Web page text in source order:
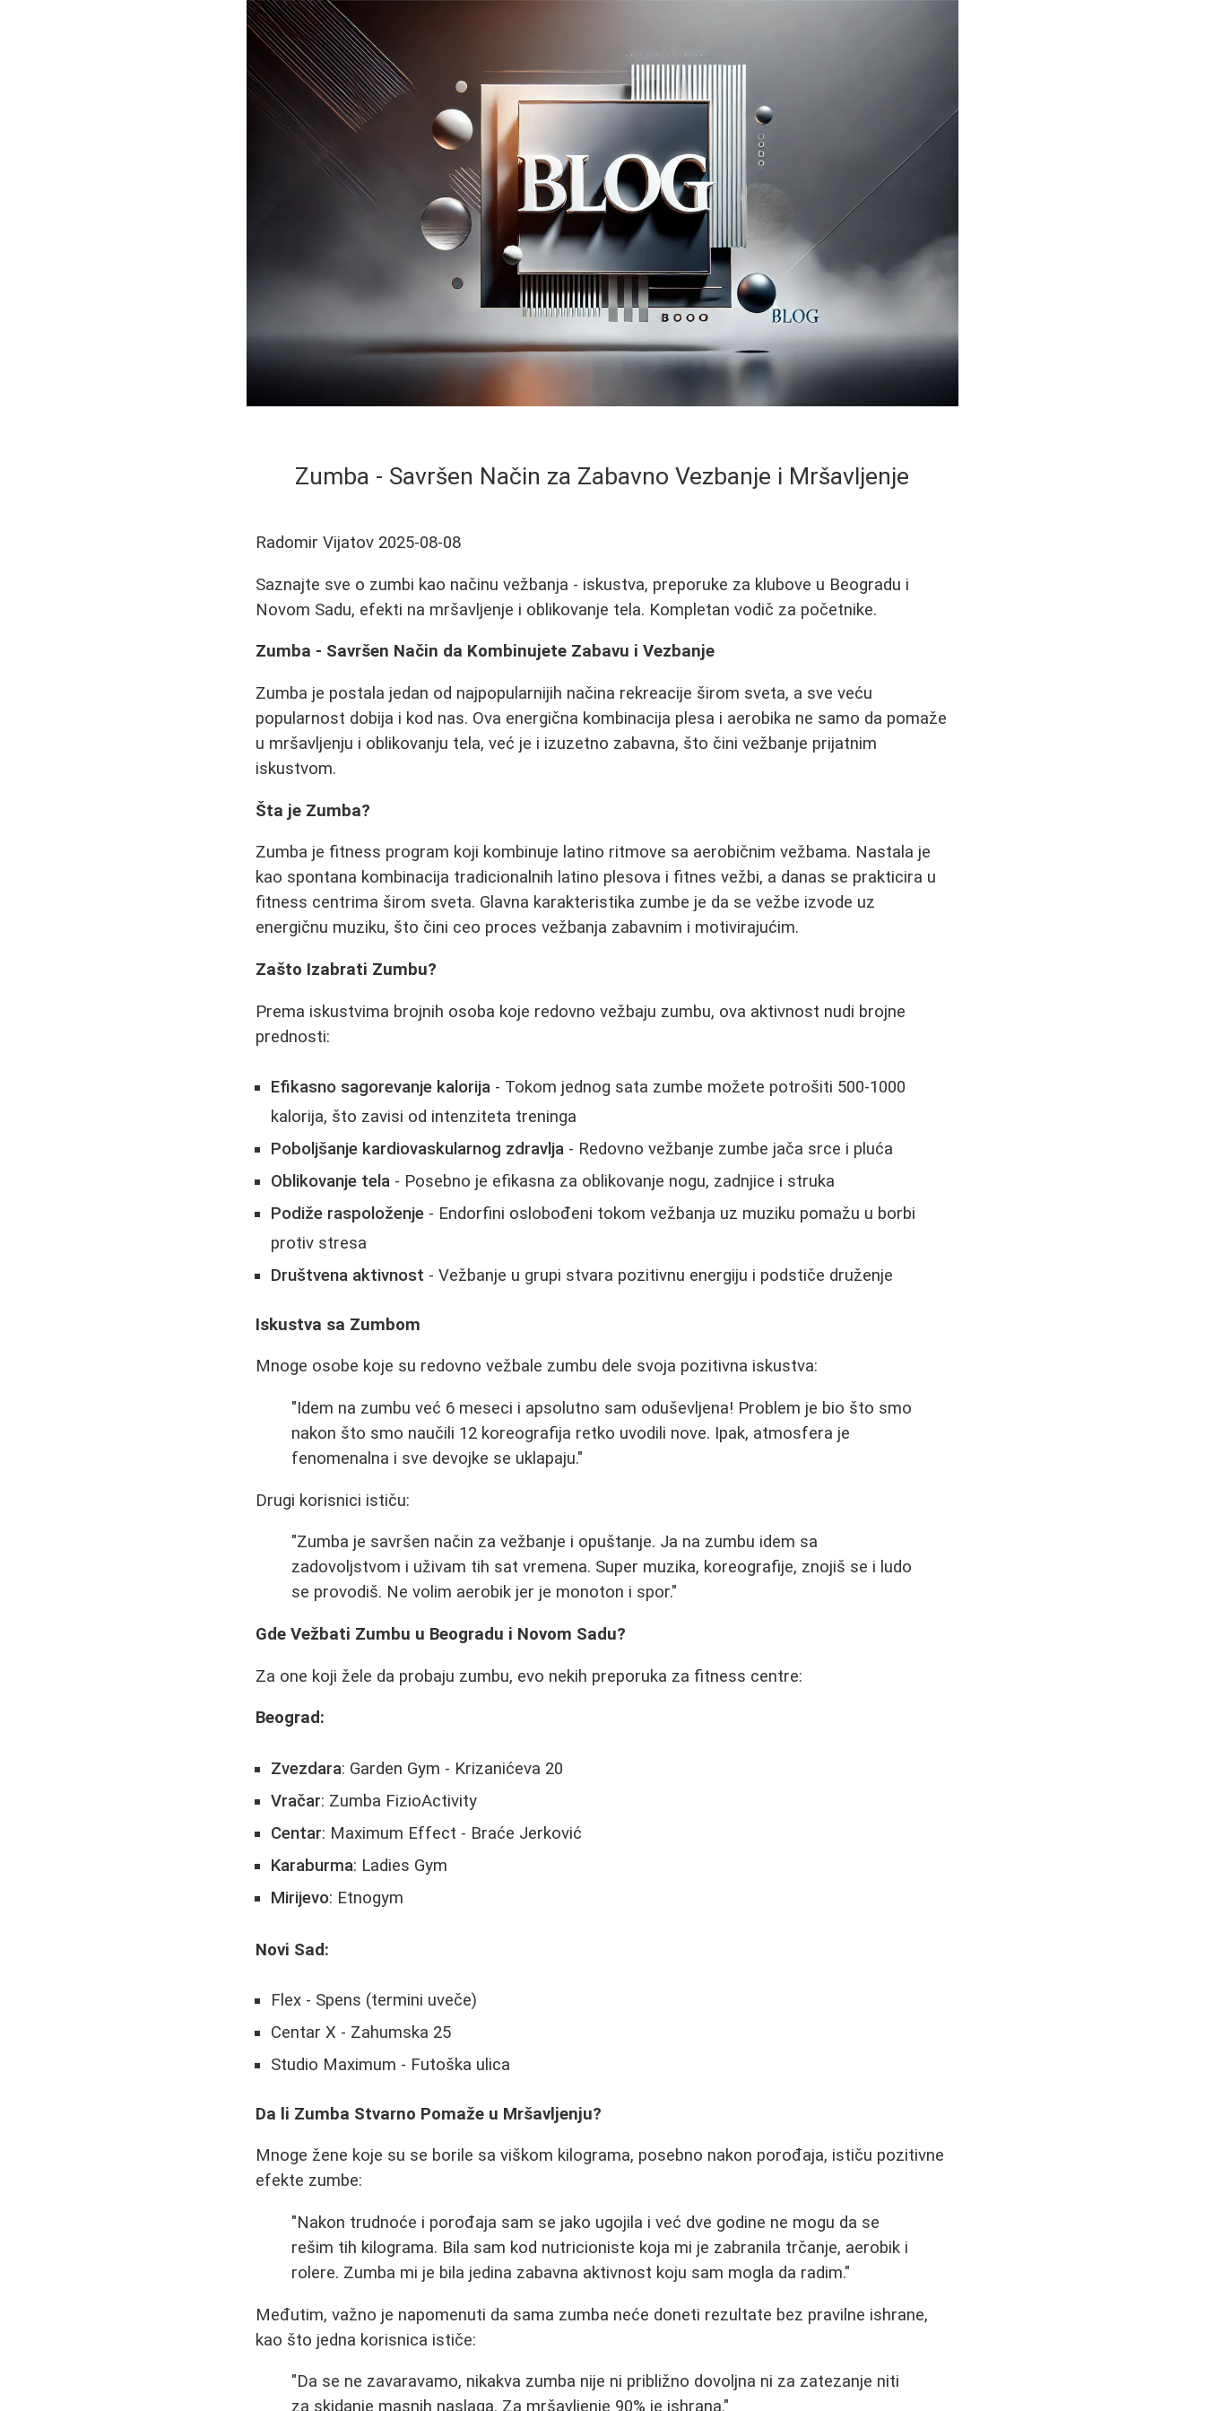
Zumba - Savršen Način za Zabavno Vezbanje i Mršavljenje
Radomir Vijatov 2025-08-08
Saznajte sve o zumbi kao načinu vežbanja - iskustva, preporuke za klubove u Beogradu i
Novom Sadu, efekti na mršavljenje i oblikovanje tela. Kompletan vodič za početnike.
Zumba - Savršen Način da Kombinujete Zabavu i Vezbanje
Zumba je postala jedan od najpopularnijih načina rekreacije širom sveta, a sve veću
popularnost dobija i kod nas. Ova energična kombinacija plesa i aerobika ne samo da pomaže
u mršavljenju i oblikovanju tela, već je i izuzetno zabavna, što čini vežbanje prijatnim
iskustvom.
Šta je Zumba?
Zumba je fitness program koji kombinuje latino ritmove sa aerobičnim vežbama. Nastala je
kao spontana kombinacija tradicionalnih latino plesova i fitnes vežbi, a danas se prakticira u
fitness centrima širom sveta. Glavna karakteristika zumbe je da se vežbe izvode uz
energičnu muziku, što čini ceo proces vežbanja zabavnim i motivirajućim.
Zašto Izabrati Zumbu?
Prema iskustvima brojnih osoba koje redovno vežbaju zumbu, ova aktivnost nudi brojne
prednosti:
Efikasno sagorevanje kalorija - Tokom jednog sata zumbe možete potrošiti 500-1000
kalorija, što zavisi od intenziteta treninga
Poboljšanje kardiovaskularnog zdravlja - Redovno vežbanje zumbe jača srce i pluća
Oblikovanje tela - Posebno je efikasna za oblikovanje nogu, zadnjice i struka
Podiže raspoloženje - Endorfini oslobođeni tokom vežbanja uz muziku pomažu u borbi
protiv stresa
Društvena aktivnost - Vežbanje u grupi stvara pozitivnu energiju i podstiče druženje
Iskustva sa Zumbom
Mnoge osobe koje su redovno vežbale zumbu dele svoja pozitivna iskustva:
"Idem na zumbu već 6 meseci i apsolutno sam oduševljena! Problem je bio što smo
nakon što smo naučili 12 koreografija retko uvodili nove. Ipak, atmosfera je
fenomenalna i sve devojke se uklapaju."
Drugi korisnici ističu:
"Zumba je savršen način za vežbanje i opuštanje. Ja na zumbu idem sa
zadovoljstvom i uživam tih sat vremena. Super muzika, koreografije, znojiš se i ludo
se provodiš. Ne volim aerobik jer je monoton i spor."
Gde Vežbati Zumbu u Beogradu i Novom Sadu?
Za one koji žele da probaju zumbu, evo nekih preporuka za fitness centre:
Beograd:
Zvezdara: Garden Gym - Krizanićeva 20
Vračar: Zumba FizioActivity
Centar: Maximum Effect - Braće Jerković
Karaburma: Ladies Gym
Mirijevo: Etnogym
Novi Sad:
Flex - Spens (termini uveče)
Centar X - Zahumska 25
Studio Maximum - Futoška ulica
Da li Zumba Stvarno Pomaže u Mršavljenju?
Mnoge žene koje su se borile sa viškom kilograma, posebno nakon porođaja, ističu pozitivne
efekte zumbe:
"Nakon trudnoće i porođaja sam se jako ugojila i već dve godine ne mogu da se
rešim tih kilograma. Bila sam kod nutricioniste koja mi je zabranila trčanje, aerobik i
rolere. Zumba mi je bila jedina zabavna aktivnost koju sam mogla da radim."
Međutim, važno je napomenuti da sama zumba neće doneti rezultate bez pravilne ishrane,
kao što jedna korisnica ističe:
"Da se ne zavaravamo, nikakva zumba nije ni približno dovoljna ni za zatezanje niti
za skidanje masnih naslaga. Za mršavljenje 90% je ishrana."